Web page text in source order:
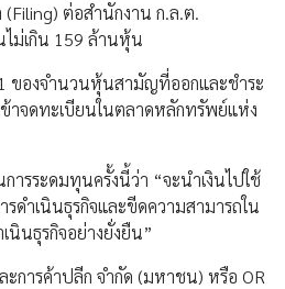
ต่อสำนักงาน ก.ล.ต.
ม่เกิน 159 ล้านหุ้น
ของจำนวนหุ้นสามัญที่ออกและชำระ
าจดทะเบียนในตลาดหลักทรัพย์แห่ง
ารระดมทุนครั้งนี้ว่า “จะนำเงินไปใช้
ดำเนินธุรกิจและขีดความสามารถใน
นินธุรกิจอย่างยั่งยืน”
ารค้าปลีก จำกัด (มหาชน) หรือ OR